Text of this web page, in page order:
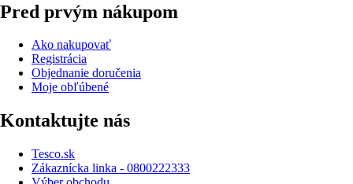
Pred prvým nákupom
Ako nakupovať
Registrácia
Objednanie doručenia
Moje obľúbené
Kontaktujte nás
Tesco.sk
Zákaznícka linka - 0800222333